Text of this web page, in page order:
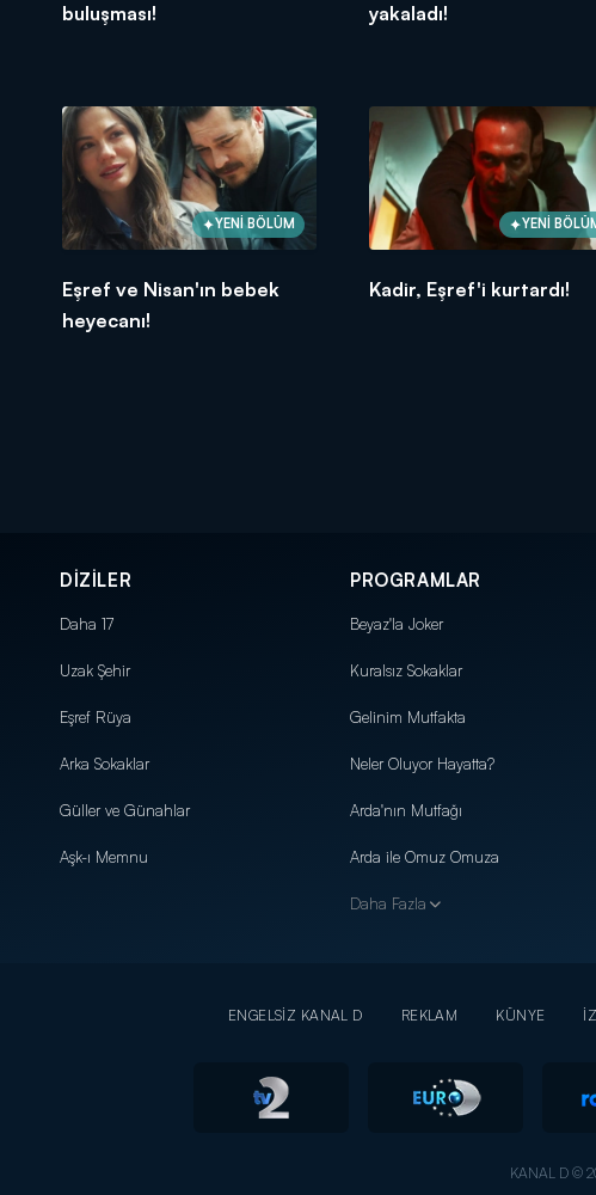
buluşması!
yakaladı!
YENİ BÖLÜM
Eşref ve Nisan'ın bebek
heyecanı!
YENİ
Kadir, Eşref'i kurtardı!
DİZİLER
Daha 17
Uzak Şehir
Eşref Rüya
Arka Sokaklar
Güller ve Günahlar
Aşk-ı Memnu
PROGRAMLAR
Beyaz'la Joker
Kuralsız Sokaklar
Gelinim Mutfakta
Neler Oluyor Hayatta?
Arda'nın Mutfağı
Arda ile Omuz Omuza
Daha Fazla
ENGELSİZ KANAL D REKLAM KÜNYE
KANAL D ©